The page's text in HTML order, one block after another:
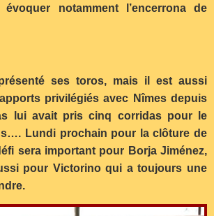
notamment l’encerrona de
ses toros, mais il est aussi
privilégiés avec Nîmes depuis
lui avait pris cinq corridas pour le
Lundi prochain pour la clôture de
sera important pour Borja Jiménez,
pour Victorino qui a toujours une